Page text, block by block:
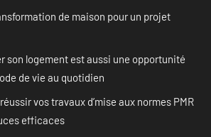
de maison pour un projet
son logement est aussi une opportunité
de vie au quotidien
vos travaux d’mise aux normes PMR
efficaces